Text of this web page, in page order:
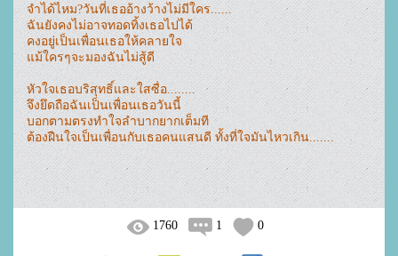
จำได้ไหม?วันที่เธออ้างว้างไม่มีใคร......
ฉันยังคงไม่อาจทอดทิ้งเธอไปได้
คงอยู่เป็นเพื่อนเธอให้คลายใจ
แม้ใครๆจะมองฉันไม่สู้ดี
หัวใจเธอบริสุทธิ์และใสซื่อ........
จึงยึดถือฉันเป็นเพื่อนเธอวันนี้
บอกตามตรงทำใจลำบากยากเต็มที
ต้องฝืนใจเป็นเพื่อนกับเธอคนแสนดี ทั้งที่ใจมันไหวเกิน.......
1760 1 0